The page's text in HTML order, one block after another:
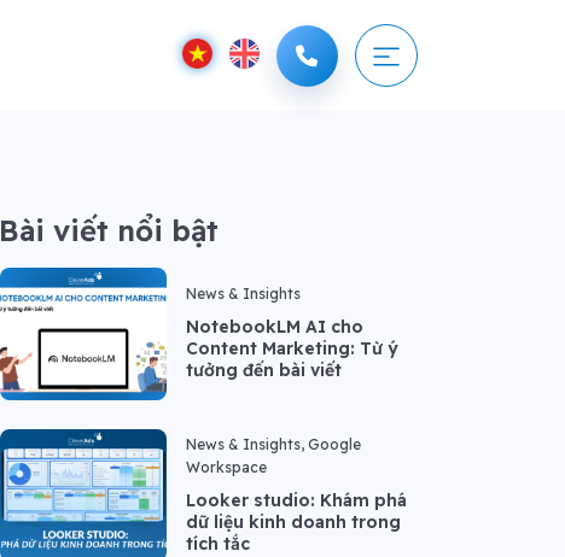
Bài viết nổi bật
News & Insights
NotebookLM AI cho
Content Marketing: Từ ý
tưởng đến bài viết
News & Insights, Google
Workspace
Looker studio: Khám phá
dữ liệu kinh doanh trong
tích tắc